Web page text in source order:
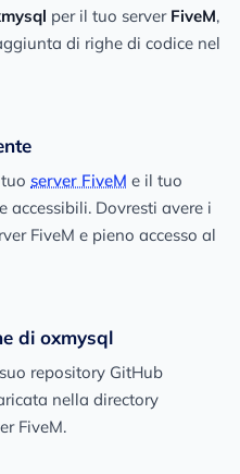
per il tuo server FiveM,
di righe di codice nel
server FiveM e il tuo
accessibili. Dovresti avere i
FiveM e pieno accesso al
di oxmysql
repository GitHub
nella directory
FiveM.